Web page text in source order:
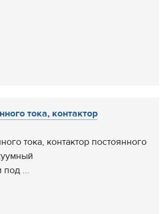
тока, контактор
тока, контактор постоянного
под ...